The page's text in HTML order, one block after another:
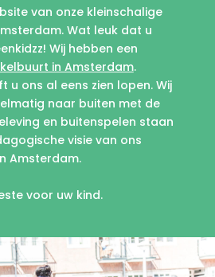
van onze kleinschalige
Wat leuk dat u
Wij hebben een
in Amsterdam.
u ons al eens zien lopen. Wij
naar buiten met de
en buitenspelen staan
visie van ons
Amsterdam.
voor uw kind.